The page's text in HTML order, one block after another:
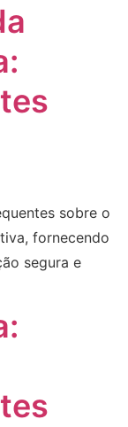
sobre o
fornecendo
segura e